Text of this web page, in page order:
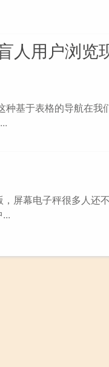
人用户浏览
基于表格的导航在我
屏幕电子秤很多人还